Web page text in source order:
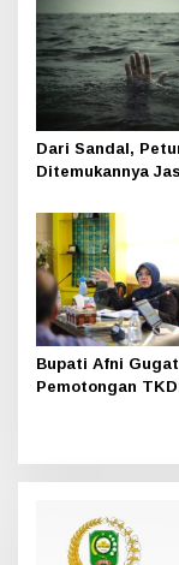
Dari Sandal,
Ditemukannya
Bupati Afni Gugat
Pemotongan